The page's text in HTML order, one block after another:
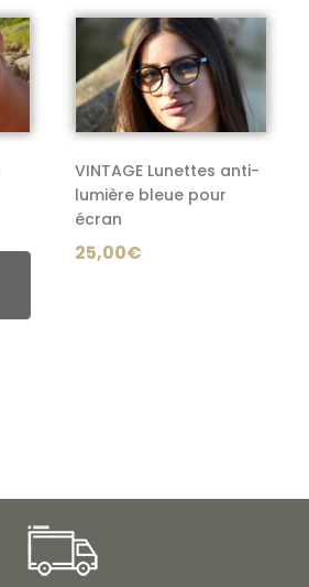
44,00€.25,00€.
du
produit
VINTAGE Lunettes anti-
lumière bleue pour
écran
25,00€
Ce
produit
a
plusieurs
variations.
Les
options
peuvent
être